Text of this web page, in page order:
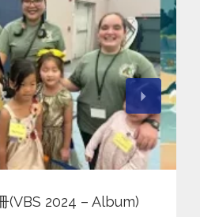
(VBS 2024 – Album)
查看